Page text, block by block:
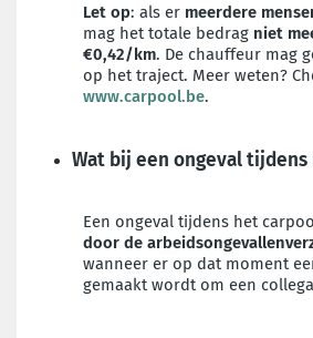
Let op: als er meerdere
mag het totale bedrag niet
€0,42/km. De chauffeur mag
op het traject. Meer weten?
www.carpool.be.
Wat bij een ongeval
Een ongeval tijdens het
door de
wanneer er op dat moment
gemaakt wordt om een